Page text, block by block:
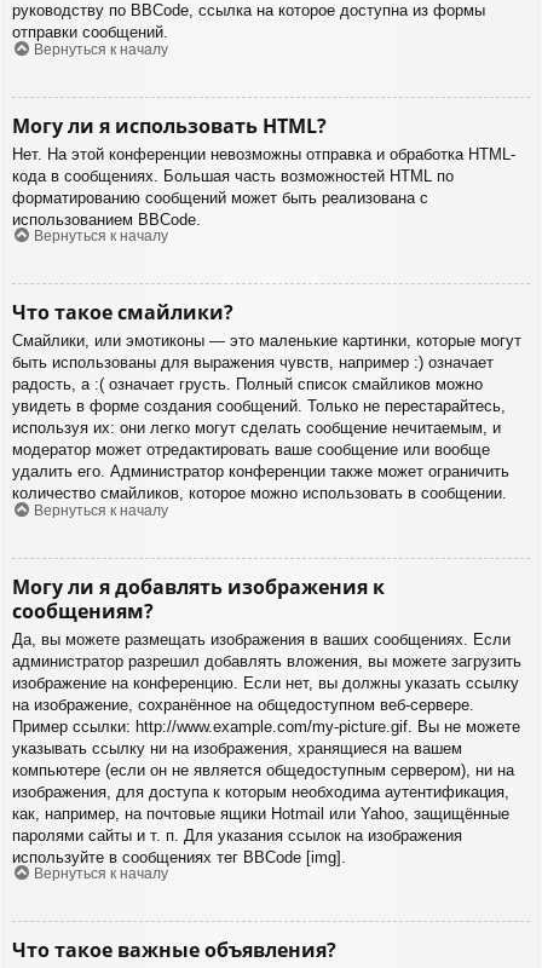
руководству по BBCode, ссылка на которое доступна из формы
отправки сообщений.
Вернуться к началу
Могу ли я использовать HTML?
Нет. На этой конференции невозможны отправка и обработка HTML-
кода в сообщениях. Большая часть возможностей HTML по
форматированию сообщений может быть реализована с
использованием BBCode.
Вернуться к началу
Что такое смайлики?
Смайлики, или эмотиконы — это маленькие картинки, которые могут
быть использованы для выражения чувств, например :) означает
радость, а :( означает грусть. Полный список смайликов можно
увидеть в форме создания сообщений. Только не перестарайтесь,
используя их: они легко могут сделать сообщение нечитаемым, и
модератор может отредактировать ваше сообщение или вообще
удалить его. Администратор конференции также может ограничить
количество смайликов, которое можно использовать в сообщении.
Вернуться к началу
Могу ли я добавлять изображения к
сообщениям?
Да, вы можете размещать изображения в ваших сообщениях. Если
администратор разрешил добавлять вложения, вы можете загрузить
изображение на конференцию. Если нет, вы должны указать ссылку
на изображение, сохранённое на общедоступном веб-сервере.
Пример ссылки: http://www.example.com/my-picture.gif. Вы не можете
указывать ссылку ни на изображения, хранящиеся на вашем
компьютере (если он не является общедоступным сервером), ни на
изображения, для доступа к которым необходима аутентификация,
как, например, на почтовые ящики Hotmail или Yahoo, защищённые
паролями сайты и т. п. Для указания ссылок на изображения
используйте в сообщениях тег BBCode [img].
Вернуться к началу
Что такое важные объявления?